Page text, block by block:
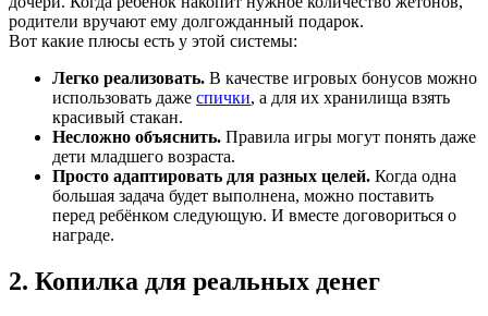
родители вручают ему долгожданный подарок.
Вот какие плюсы есть у этой системы:
Легко реализовать. В качестве игровых бонусов можно
использовать даже спички, а для их хранилища взять
красивый стакан.
Несложно объяснить. Правила игры могут понять даже
дети младшего возраста.
Просто адаптировать для разных целей. Когда одна
большая задача будет выполнена, можно поставить
перед ребёнком следующую. И вместе договориться о
награде.
2. Копилка для реальных денег